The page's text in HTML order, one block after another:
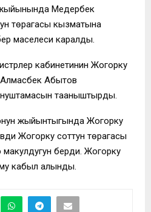
жыйынында Медербек
төрагасы кызматына
маселеси каралды.
кабинетинин Жогорку
Алмасбек Абытов
тааныштырды.
жыйынтыгында Жогорку
Жогорку соттун төрагасы
берди. Жогорку
кабыл алынды.